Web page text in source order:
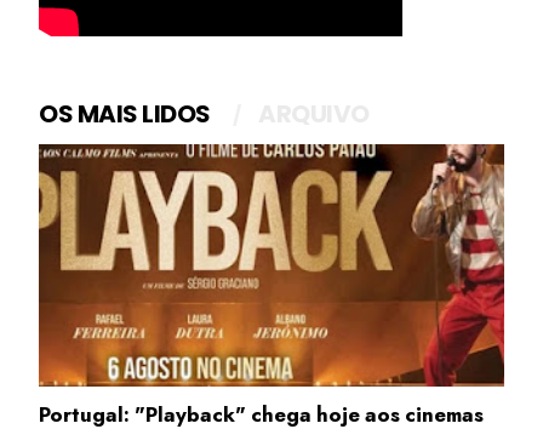
OS MAIS LIDOS
Portugal: "Playback" chega hoje aos cinemas